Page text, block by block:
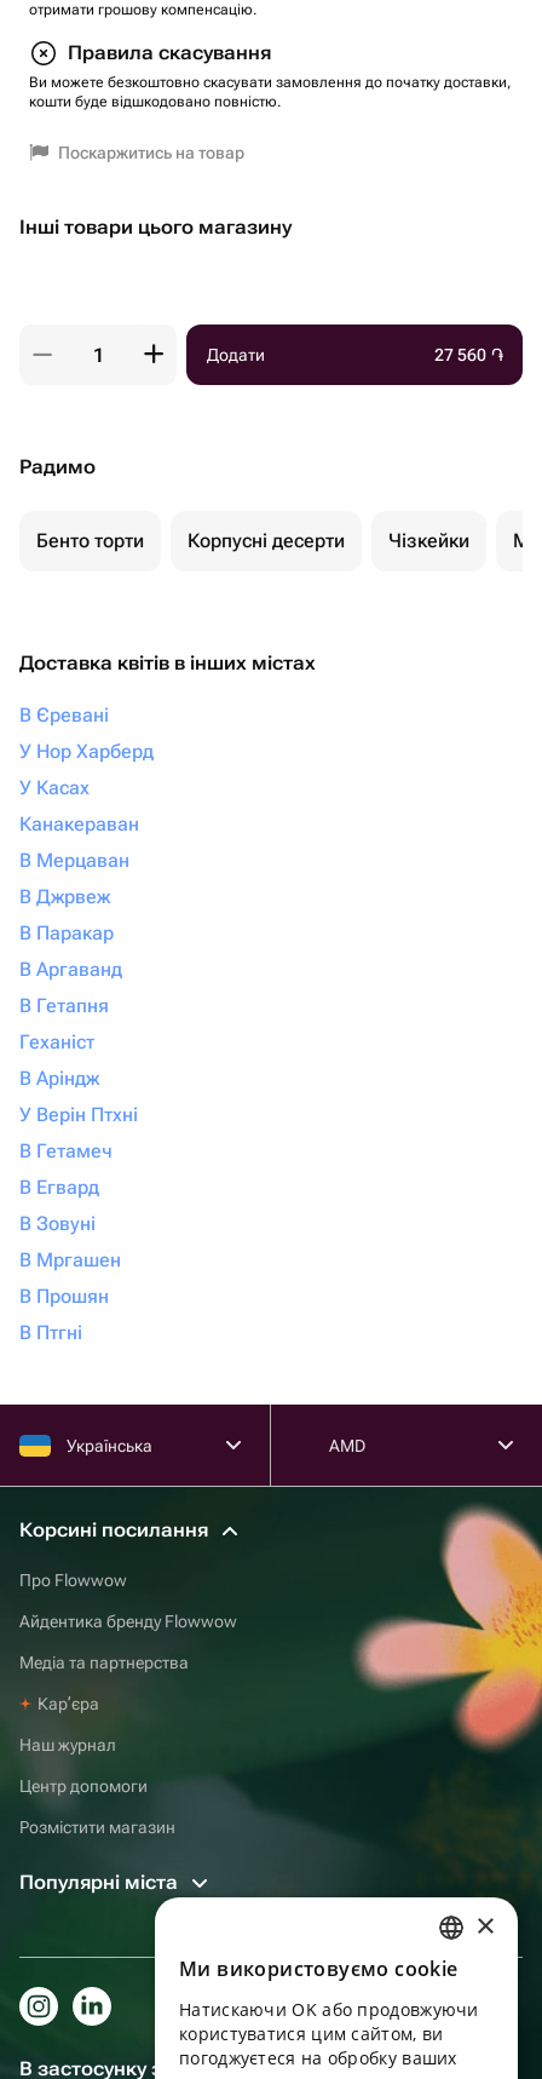
отримати грошову компенсацію.
Правила скасування
Ви можете безкоштовно скасувати замовлення до початку доставки,
кошти буде відшкодовано повністю.
Поскаржитись на товар
Інші товари цього магазину
Додати 27 560 ֏
Радимо
Бенто торти Корпусні десерти Чізкейки
Доставка квітів в інших містах
В Єревані
У Нор Харберд
У Касах
Канакераван
В Мерцаван
В Джрвеж
В Паракар
В Аргаванд
В Гетапня
Геханіст
В Аріндж
У Верін Птхні
В Гетамеч
В Егвард
В Зовуні
В Мргашен
В Прошян
В Птгні
Українська AMD
Корсині посилання
Про Flowwow
Айдентика бренду Flowwow
Медіа та партнерства
Карʼєра
Наш журнал
Центр допомоги
Розмістити магазин
Популярні міста
В застосунку зручніше!
RUSSIAN
ENGLISH
UKRAINIAN
×
Ми використовуємо cookie
Натискаючи OK або продовжуючи
користуватися цим сайтом, ви
погоджуєтеся на обробку ваших